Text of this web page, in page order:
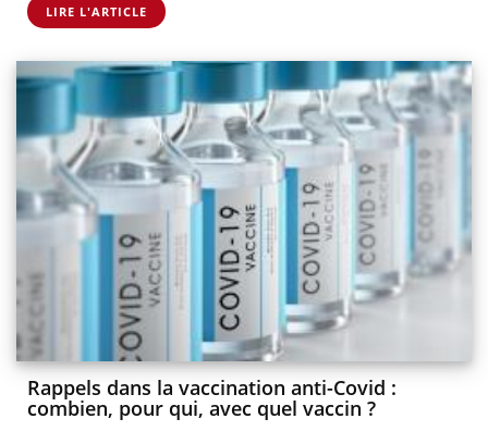
LIRE L'ARTICLE
Rappels dans la vaccination anti-Covid :
combien, pour qui, avec quel vaccin ?